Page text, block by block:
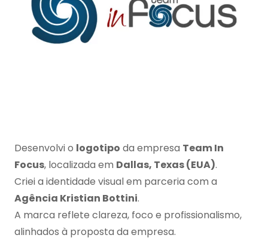
Desenvolvi o logotipo da empresa Team In
Focus, localizada em Dallas, Texas (EUA).
Criei a identidade visual em parceria com a
Agência Kristian Bottini.
A marca reflete clareza, foco e profissionalismo,
alinhados à proposta da empresa.